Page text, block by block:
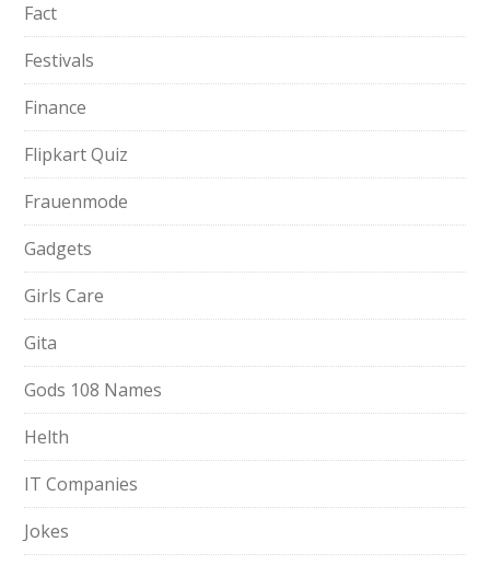
Fact
Festivals
Finance
Flipkart Quiz
Frauenmode
Gadgets
Girls Care
Gita
Gods 108 Names
Helth
IT Companies
Jokes